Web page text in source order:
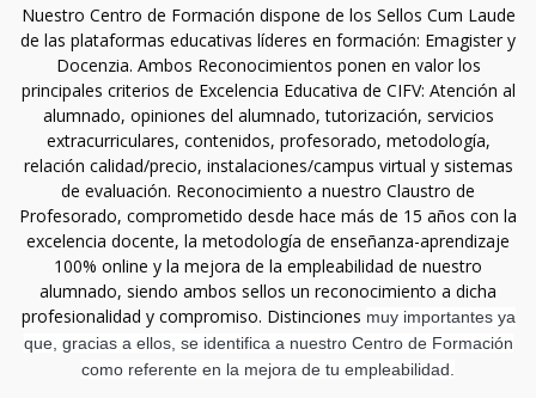
Nuestro Centro de Formación dispone de los Sellos Cum Laude
de las plataformas educativas líderes en formación: Emagister y
Docenzia. Ambos Reconocimientos ponen en valor los
principales criterios de Excelencia Educativa de CIFV: Atención al
alumnado, opiniones del alumnado, tutorización, servicios
extracurriculares, contenidos, profesorado, metodología,
relación calidad/precio, instalaciones/campus virtual y sistemas
de evaluación. Reconocimiento a nuestro Claustro de
Profesorado, comprometido desde hace más de 15 años con la
excelencia docente, la metodología de enseñanza-aprendizaje
100% online y la mejora de la empleabilidad de nuestro
alumnado, siendo ambos sellos un reconocimiento a dicha
profesionalidad y compromiso. Distinciones muy importantes ya
que, gracias a ellos, se identifica a nuestro Centro de Formación
como referente en la mejora de tu empleabilidad.